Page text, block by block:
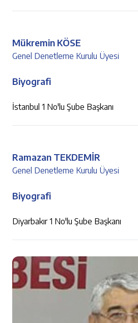
Mükremin KÖSE
Genel Denetleme Kurulu Üyesi
Biyografi
İstanbul 1 No'lu Şube Başkanı
Ramazan TEKDEMİR
Genel Denetleme Kurulu Üyesi
Biyografi
Diyarbakır 1 No'lu Şube Başkanı